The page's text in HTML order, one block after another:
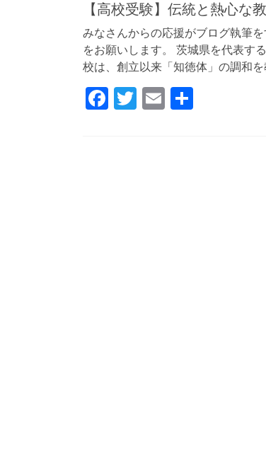
【高校受験】伝統と熱心な
みなさんからの応援がブログ執筆
をお願いします。 茨城県を代表す
校は、創立以来「知徳体」の調和
F
T
E